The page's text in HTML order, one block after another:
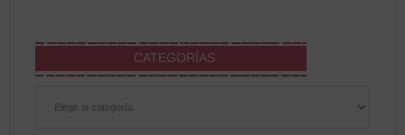
CATEGORÍAS